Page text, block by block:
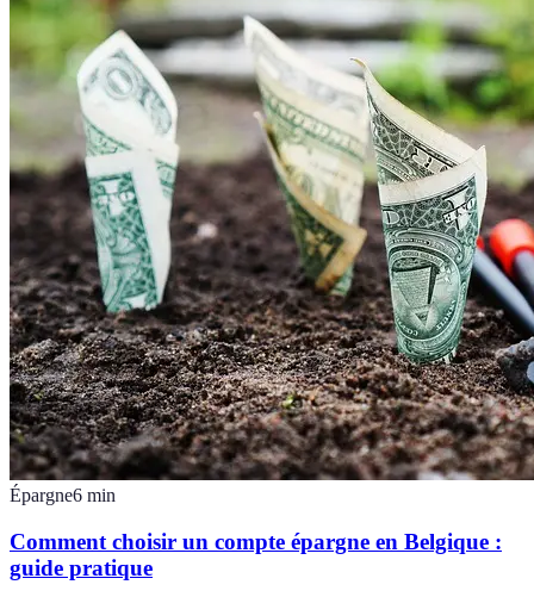
Épargne6 min
Comment choisir un compte épargne en Belgique :
guide pratique